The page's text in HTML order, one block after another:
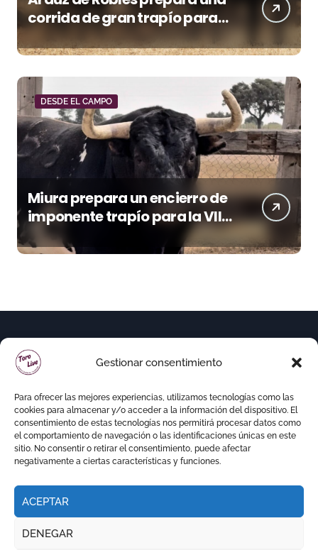
Gestionar consentimiento
Para ofrecer las mejores experiencias, utilizamos tecnologías como las
cookies para almacenar y/o acceder a la información del dispositivo. El
consentimiento de estas tecnologías nos permitirá procesar datos como
el comportamiento de navegación o las identificaciones únicas en este
sitio. No consentir o retirar el consentimiento, puede afectar
negativamente a ciertas características y funciones.
ACEPTAR
DENEGAR
corrida de gran trapío para
la despedida de Víctor Puerto
en Ciudad Real (Vídeo)
DESDE EL CAMPO
Miura prepara un encierro de
imponente trapío para la VIII
Corrida Magallánica
Copyright © Todos los derechos reservados